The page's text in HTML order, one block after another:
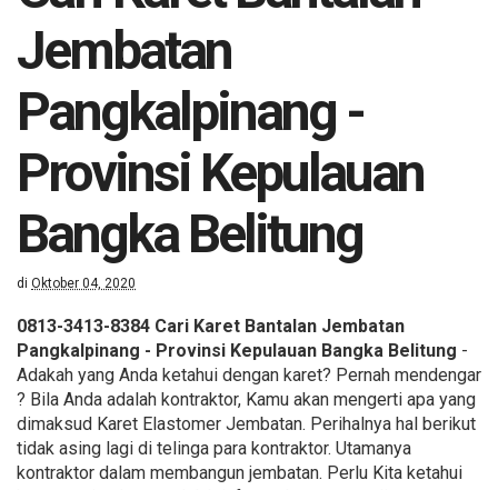
Jembatan
Pangkalpinang -
Provinsi Kepulauan
Bangka Belitung
di Oktober 04, 2020
0813-3413-8384 Cari Karet Bantalan Jembatan
Pangkalpinang - Provinsi Kepulauan Bangka Belitung -
Adakah yang Anda ketahui dengan karet? Pernah mendengar
? Bila Anda adalah kontraktor, Kamu akan mengerti apa yang
dimaksud Karet Elastomer Jembatan. Perihalnya hal berikut
tidak asing lagi di telinga para kontraktor. Utamanya
kontraktor dalam membangun jembatan. Perlu Kita ketahui